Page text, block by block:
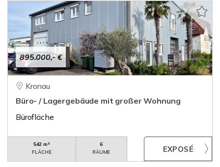
895.000,- €
Kronau
Büro- / Lagergebäude mit großer Wohnung
Bürofläche
542 m²
FLÄCHE
6
RÄUME